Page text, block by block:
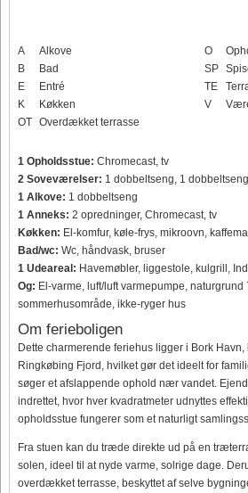
A
Alkove
B
Bad
E
Entré
K
Køkken
OT Overdækket terrasse
O
SP
TE
V
1 Opholdsstue: Chromecast, tv
2 Soveværelser: 1 dobbeltseng, 1 dobbeltseng
1 Alkove: 1 dobbeltseng
1 Anneks: 2 opredninger, Chromecast, tv
Køkken: El-komfur, køle-frys, mikroovn,
Bad/wc: Wc, håndvask, bruser
1 Udeareal: Havemøbler, liggestole, kulgrill,
Og: El-varme, luft/luft varmepumpe, naturgrund
sommerhusområde, ikke-ryger hus
Om ferieboligen
Dette charmerende feriehus ligger i Bork
Ringkøbing Fjord, hvilket gør det ideelt for
søger et afslappende ophold nær vandet.
indrettet, hvor hver kvadratmeter udnyttes
opholdsstue fungerer som et naturligt
Fra stuen kan du træde direkte ud på en
solen, ideel til at nyde varme, solrige dage.
overdækket terrasse, beskyttet af selve